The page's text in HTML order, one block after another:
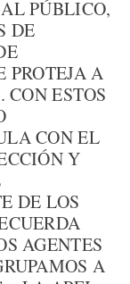
PÚBLICO,
DE
PROTEJA A
CON ESTOS
CON EL
Y
DE LOS
AGENTES
A